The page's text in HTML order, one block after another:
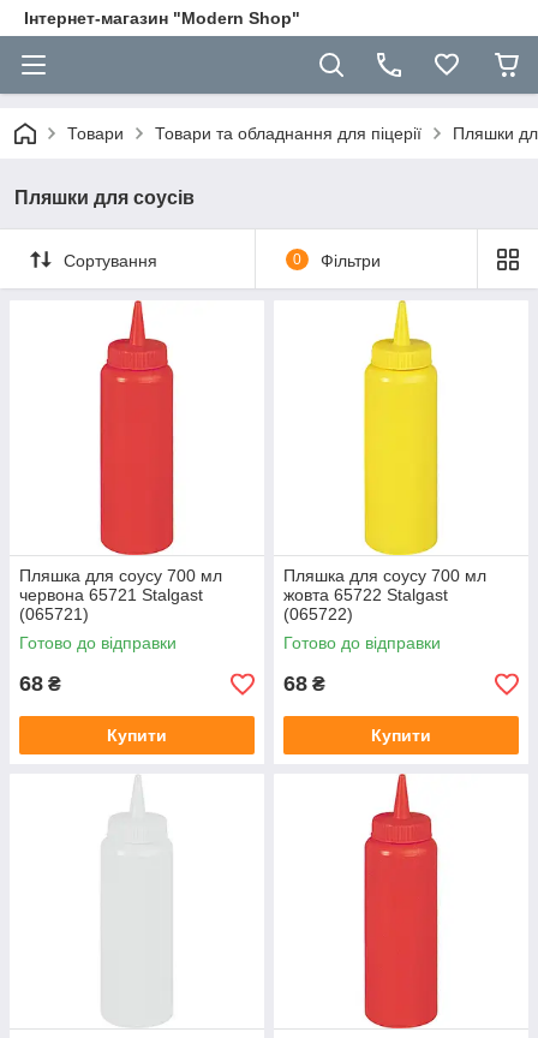
Інтернет-магазин "Modern Shop"
Товари Товари та обладнання для піцерії Пляшки
Пляшки для соусів
Сортування 0 Фільтри
Пляшка для соусу 700 мл
червона 65721 Stalgast
(065721)
Готово до відправки
68 ₴
Купити
Пляшка для соусу 700 мл
жовта 65722 Stalgast
(065722)
Готово до відправки
68 ₴
Купити